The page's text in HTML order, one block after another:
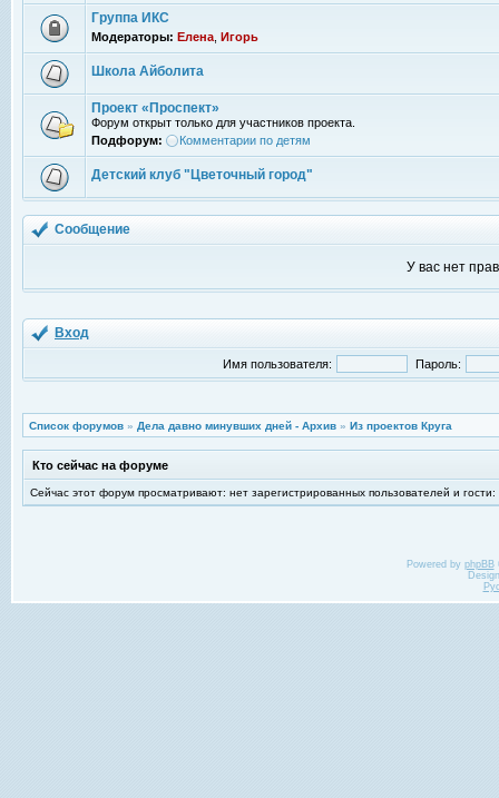
Группа ИКС
Модераторы: Елена Игорь
Школа Айболита
Проект «Проспект»
Форум открыт только для участников проекта.
Подфорум:
Комментарии по детям
Детский клуб "Цветочный город"
Сообщение
У вас нет
Вход
Имя пользователя: Пароль:
Список форумов » Дела давно минувших дней - Архив » Из проектов Круга
Кто сейчас на форуме
Сейчас этот форум просматривают: нет зарегистрированных пользователей и гости:
Powered by phpBB